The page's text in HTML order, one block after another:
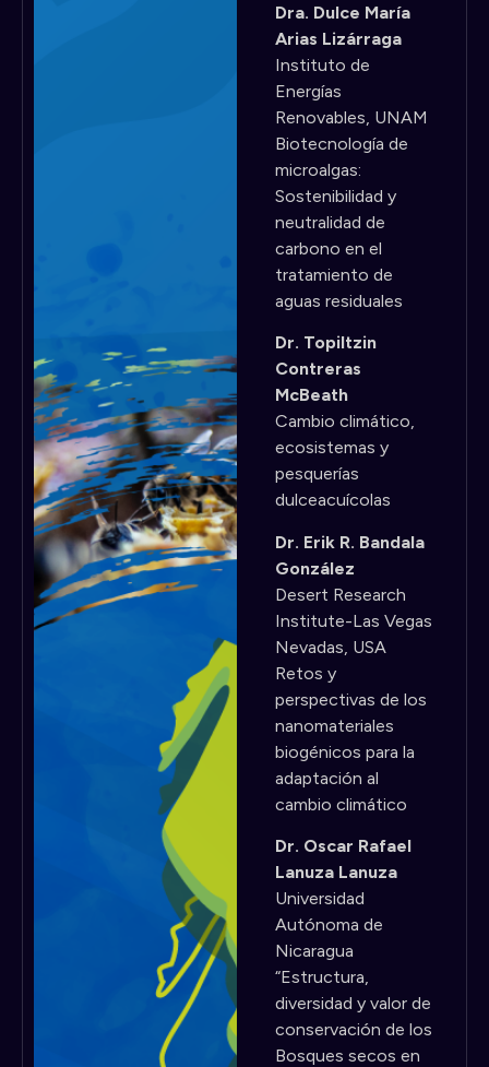
Dra. Dulce María
Arias Lizárraga
Instituto de
Energías
Renovables, UNAM
Biotecnología de
microalgas:
Sostenibilidad y
neutralidad de
carbono en el
tratamiento de
aguas residuales
Dr. Topiltzin
Contreras
McBeath
Cambio climático,
ecosistemas y
pesquerías
dulceacuícolas
Dr. Erik R. Bandala
González
Desert Research
Institute-Las Vegas
Nevadas, USA
Retos y
perspectivas de los
nanomateriales
biogénicos para la
adaptación al
cambio climático
Dr. Oscar Rafael
Lanuza Lanuza
Universidad
Autónoma de
Nicaragua
“Estructura,
diversidad y valor de
conservación de los
Bosques secos en